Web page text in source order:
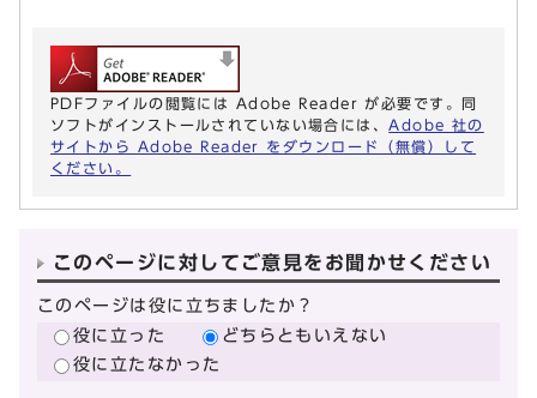
PDFファイルの閲覧には Adobe Reader が必要です。同
ソフトがインストールされていない場合には、 Adobe 社の
サイトから Adobe Reader をダウンロード（無償）して
ください。
このページに対してご意見をお聞かせください
このページは役に立ちましたか？
役に立った
どちらともいえない
役に立たなかった